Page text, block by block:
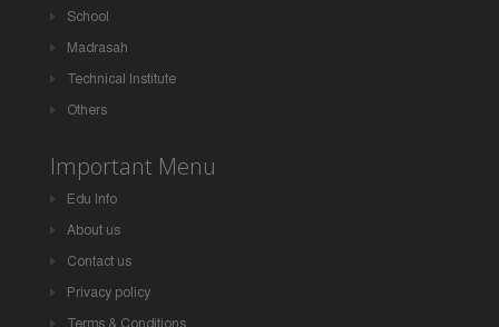
School
Madrasah
Technical Institute
Others
Important Menu
Edu Info
About us
Contact us
Privacy policy